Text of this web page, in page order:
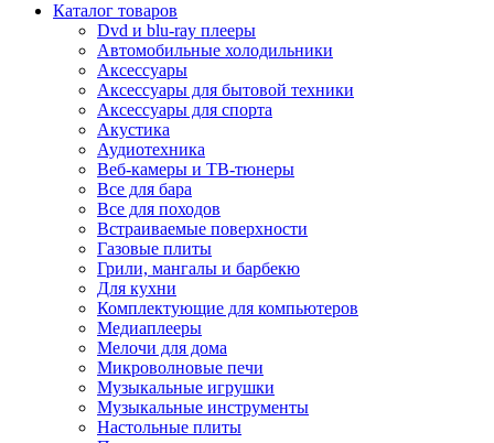
Каталог товаров
Dvd и blu-ray плееры
Автомобильные холодильники
Аксессуары
Аксессуары для бытовой техники
Аксессуары для спорта
Акустика
Аудиотехника
Веб-камеры и ТВ-тюнеры
Все для бара
Все для походов
Встраиваемые поверхности
Газовые плиты
Грили, мангалы и барбекю
Для кухни
Комплектующие для компьютеров
Медиаплееры
Мелочи для дома
Микроволновые печи
Музыкальные игрушки
Музыкальные инструменты
Настольные плиты